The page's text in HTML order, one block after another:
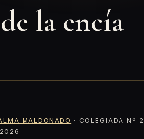
la encía
MALDONADO
· COLEGIADA Nº